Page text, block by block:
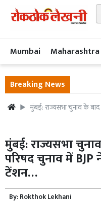
Mumbai Maharashtra
Breaking News
मुंबई: राज्यसभा चुनाव के बाद
मुंबई: राज्यसभा चुनाव
परिषद चुनाव में
टेंशन…
By:Rokthok Lekhani